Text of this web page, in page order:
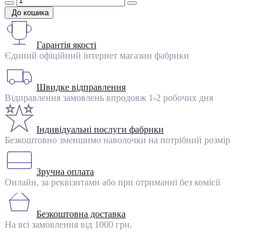
До кошика
Гарантія якості
Єдиний офіційний інтернет магазин фабрики
Швидке відправлення
Відправлення замовлень впродовж 1-2 робочих дня
Індивідуальні послуги фабрики
Безкоштовно зменшимо наволочки на потрібний розмір
Зручна оплата
Онлайн, за реквізитами або при отриманні без комісії
Безкоштовна доставка
На всі замовлення від 1000 грн.